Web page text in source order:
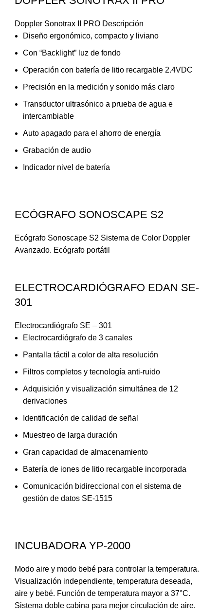
Doppler Sonotrax II PRO Descripción
Diseño ergonómico, compacto y liviano
Con “Backlight” luz de fondo
Operación con batería de litio recargable 2.4VDC
Precisión en la medición y sonido más claro
Transductor ultrasónico a prueba de agua e
intercambiable
Auto apagado para el ahorro de energía
Grabación de audio
Indicador nivel de batería
ECÓGRAFO SONOSCAPE S2
Ecógrafo Sonoscape S2 Sistema de Color Doppler
Avanzado. Ecógrafo portátil
ELECTROCARDIÓGRAFO EDAN SE-
301
Electrocardiógrafo SE – 301
Electrocardiógrafo de 3 canales
Pantalla táctil a color de alta resolución
Filtros completos y tecnología anti-ruido
Adquisición y visualización simultánea de 12
derivaciones
Identificación de calidad de señal
Muestreo de larga duración
Gran capacidad de almacenamiento
Batería de iones de litio recargable incorporada
Comunicación bidireccional con el sistema de
gestión de datos SE-1515
INCUBADORA YP-2000
Modo aire y modo bebé para controlar la temperatura.
Visualización independiente, temperatura deseada,
aire y bebé. Función de temperatura mayor a 37°C.
Sistema doble cabina para mejor circulación de aire.